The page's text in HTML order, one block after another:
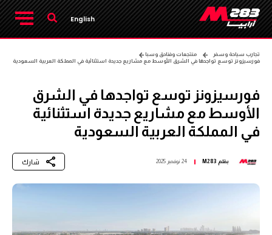
English
تجارب سياحة وسفر
منتجعات وفنادق وسبا
فورسيزونز توسع تواجدها في الشرق الأوسط مع مشاريع جديدة استثنائية في المملكة العربية السعودية
فورسيزونز توسع تواجدها في الشرق
الأوسط مع مشاريع جديدة استثنائية
في المملكة العربية السعودية
بقلم M283 24 نوفمبر 2025 شارك